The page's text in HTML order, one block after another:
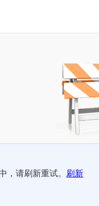
，请刷新重试。 刷新